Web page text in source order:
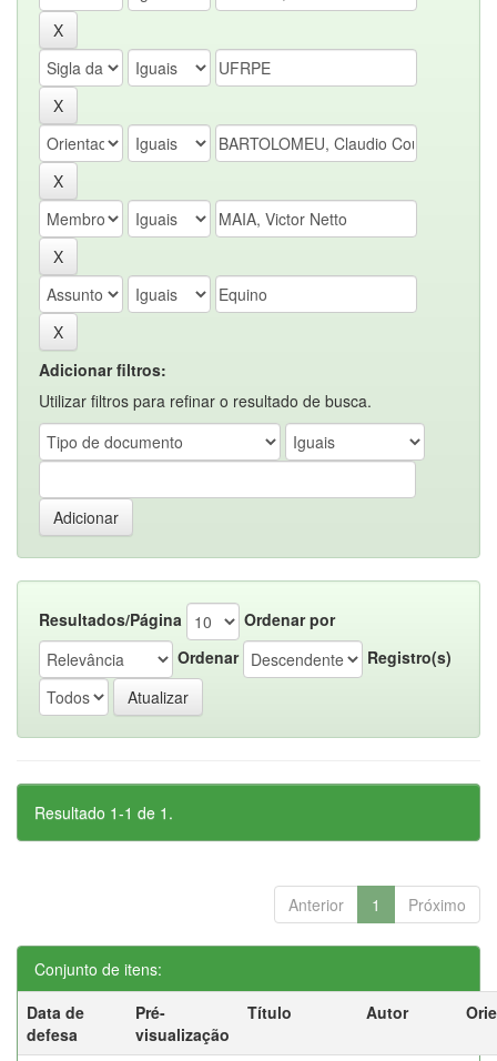
Adicionar filtros:
Utilizar filtros para refinar o resultado de busca.
Resultados/Página
Ordenar por
Ordenar
Registro(s)
Resultado 1-1 de 1.
Anterior 1 Próximo
Conjunto de itens:
Data de
defesa
Pré-
visualização
Título Autor